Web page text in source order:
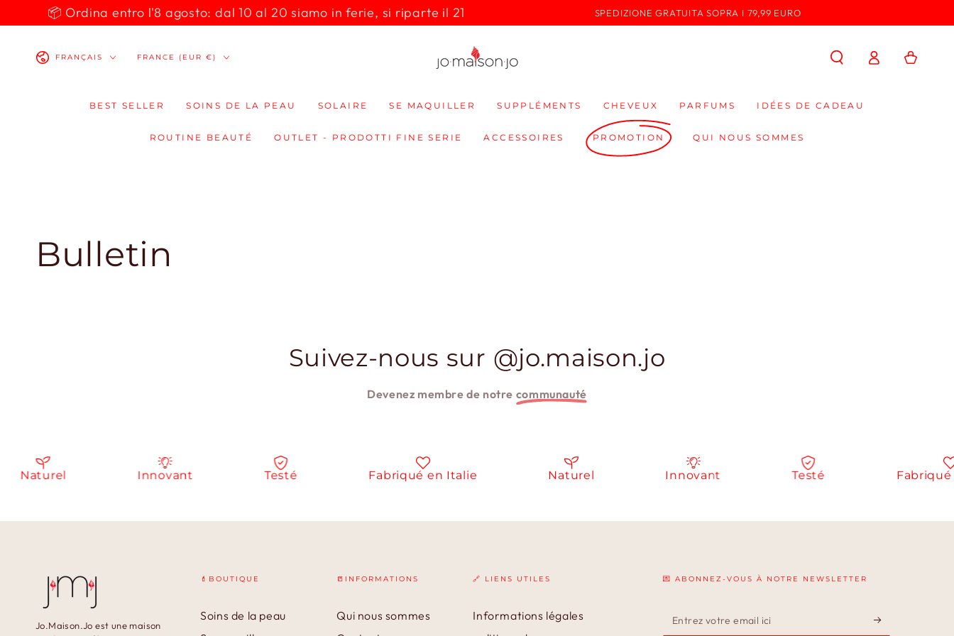
IGNORER LE
CONTENU📦 Ordina entro l'8 agosto: dal 10 al 20 siamo in ferie, si riparte il 21 SPEDIZIONE GRATUITA SOPRA I 79,99 EURO
LangueFRANÇAIS Pays/région
FRANCE (EUR €)
BEST SELLER SOINS DE LA PEAU SOLAIRE SE MAQUILLER SUPPLÉMENTS CHEVEUX PARFUMS IDÉES DE CADEAU
ROUTINE BEAUTÉ OUTLET - PRODOTTI FINE SERIE ACCESSOIRES PROMOTION QUI NOUS SOMMES
Connexion Panier
Bulletin
Suivez-nous sur @jo.maison.jo
Devenez membre de notre communauté
Naturel Innovant Testé Fabriqué en Italie Naturel Innovant Testé Fabriqué
Jo.Maison.Jo est une maison
💄BOUTIQUE
Soins de la peau
📒INFORMATIONS
Qui nous sommes
🔗 LIENS UTILES
Informations légales
💌 ABONNEZ-VOUS À NOTRE NEWSLETTER
Entrez